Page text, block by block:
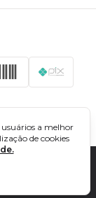
TODOS OS
03
a melhor
de cookies